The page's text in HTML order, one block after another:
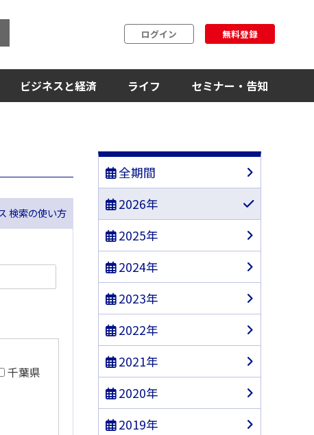
ログイン 無料登録
ビジネスと経済 ライフ セミナー・告知
検索の使い方
千葉県
全期間
2026年
2025年
2024年
2023年
2022年
2021年
2020年
2019年